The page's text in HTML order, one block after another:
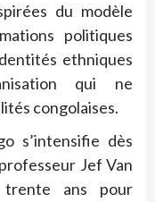
du modèle
politiques
ethniques
qui ne
congolaises.
s’intensifie dès
Jef Van
ans pour